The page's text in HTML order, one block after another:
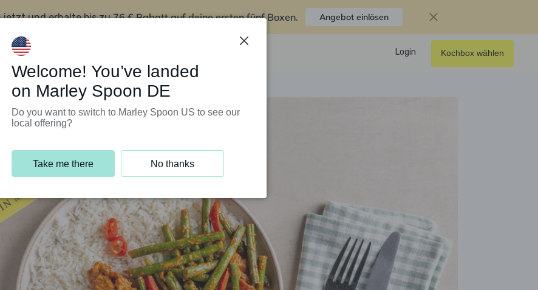
jetzt und erhalte bis zu76 € Rabatt auf deine ersten fünf Boxen. Angebot einlösen
Kundenservice Login Kochbox wählen
Welcome! You’ve landed
on Marley Spoon DE
Do you want to switch to Marley Spoon US to see our
local offering?
Take me there No thanks